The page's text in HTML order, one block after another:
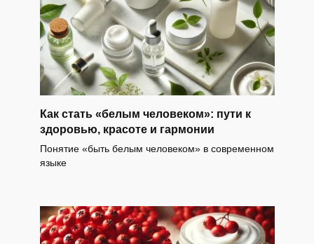
Как стать «белым человеком»: пути к
здоровью, красоте и гармонии
Понятие «быть белым человеком» в современном
языке